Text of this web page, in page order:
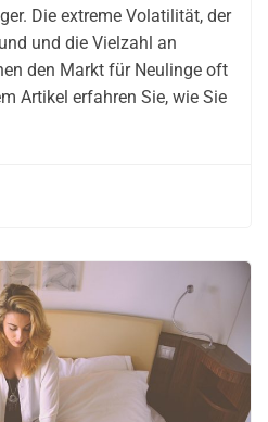
Die extreme Volatilität, der
und die Vielzahl an
den Markt für Neulinge oft
Artikel erfahren Sie, wie Sie